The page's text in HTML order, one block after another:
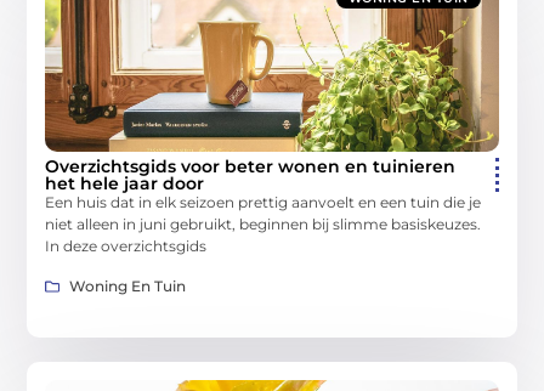
Overzichtsgids voor beter wonen en tuinieren
het hele jaar door
Een huis dat in elk seizoen prettig aanvoelt en een tuin die je
niet alleen in juni gebruikt, beginnen bij slimme basiskeuzes.
In deze overzichtsgids
Woning En Tuin